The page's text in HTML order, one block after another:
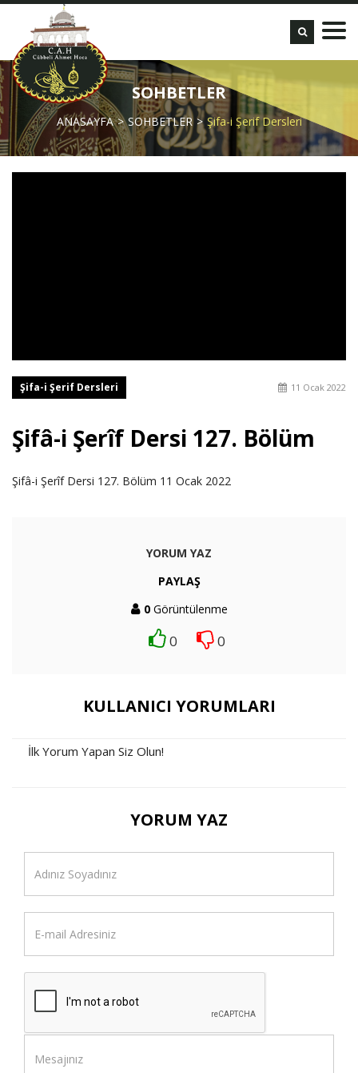
SOHBETLER
ANASAYFA SOHBETLER Şifa-i Şerif Dersleri
Şifa-i Şerif Dersleri 11 Ocak 2022
Şifâ-i Şerîf Dersi 127. Bölüm
Şifâ-i Şerîf Dersi 127. Bölüm 11 Ocak 2022
YORUM YAZ
PAYLAŞ
0Görüntülenme
0 0
KULLANICI YORUMLARI
İlk Yorum Yapan Siz Olun!
YORUM YAZ